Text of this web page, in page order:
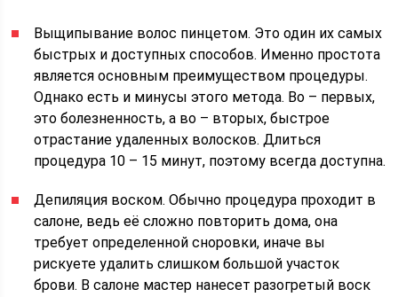
Выщипывание волос пинцетом. Это один их самых
быстрых и доступных способов. Именно простота
является основным преимуществом процедуры.
Однако есть и минусы этого метода. Во – первых,
это болезненность, а во – вторых, быстрое
отрастание удаленных волосков. Длиться
процедура 10 – 15 минут, поэтому всегда доступна.
Депиляция воском. Обычно процедура проходит в
салоне, ведь её сложно повторить дома, она
требует определенной сноровки, иначе вы
рискуете удалить слишком большой участок
брови. В салоне мастер нанесет разогретый воск